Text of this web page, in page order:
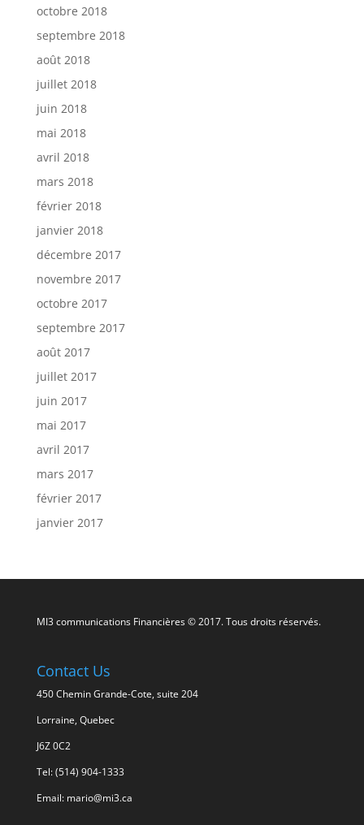
octobre 2018
septembre 2018
août 2018
juillet 2018
juin 2018
mai 2018
avril 2018
mars 2018
février 2018
janvier 2018
décembre 2017
novembre 2017
octobre 2017
septembre 2017
août 2017
juillet 2017
juin 2017
mai 2017
avril 2017
mars 2017
février 2017
janvier 2017
MI3 communications Financières © 2017. Tous droits réservés.
Contact Us
450 Chemin Grande-Cote, suite 204
Lorraine, Quebec
J6Z 0C2
Tel: (514) 904-1333
Email: mario@mi3.ca